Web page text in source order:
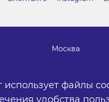
использует файлы
удобства
Москва
м. "Парк Челюскинцев",
2, эт. 5. ООО «Артокс